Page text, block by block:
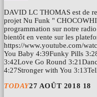
DAVID LC THOMAS est de
projet Nu Funk "
programmation sur notre
bientôt en vente sur les
https://www.youtube.com/
You Baby 4:39Funky Pills
3:42Love Go Round
4:27Stronger with You
TODAY27 AOÛT 2018 18